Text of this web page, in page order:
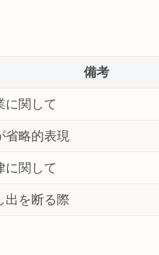
備考
に関して
省略的表現
に関して
出を断る際